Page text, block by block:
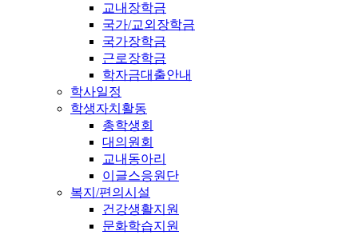
교내장학금
국가/교외장학금
국가장학금
근로장학금
학자금대출안내
학사일정
학생자치활동
총학생회
대의원회
교내동아리
이글스응원단
복지/편의시설
건강생활지원
문화학습지원